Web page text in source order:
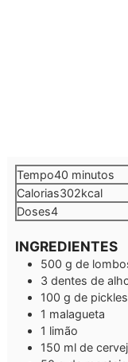
Tempo40 minutos
minutos
Calorias302kcal
Doses4
INGREDIENTES
500 g de
3 dentes de
100 g de pickles
1 malagueta
1 limão
150 ml de